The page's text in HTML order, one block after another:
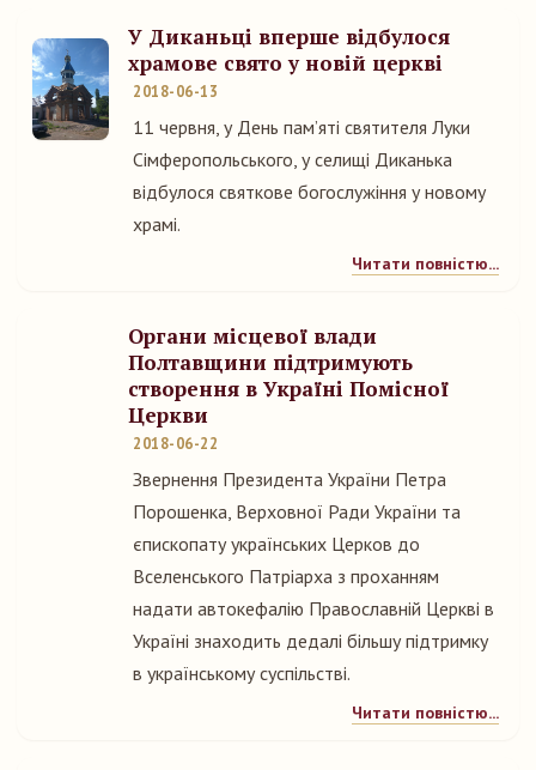
У Диканьці вперше відбулося
храмове свято у новій церкві
2018-06-13
11 червня, у День пам’яті святителя Луки
Сімферопольського, у селищі Диканька
відбулося святкове богослужіння у новому
храмі.
Читати повністю...
Органи місцевої влади
Полтавщини підтримують
створення в Україні Помісної
Церкви
2018-06-22
Звернення Президента України Петра
Порошенка, Верховної Ради України та
єпископату українських Церков до
Вселенського Патріарха з проханням
надати автокефалію Православній Церкві в
Україні знаходить дедалі більшу підтримку
в українському суспільстві.
Читати повністю...